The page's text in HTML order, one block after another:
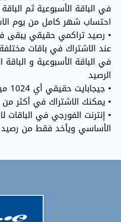
في الباقة الأسبوعية ثم
احتساب شهر كامل من يوم
• رصيد تراكمي حقيقي
عند الاشتراك في باقات
في الباقة الأسبوعية و
الرصيد
• جيجابايت حقيقي أي 1024 ميجا
• يمكنك الاشتراك في أكثر
• إنترنت الفورجي في الباقات
الأساسي ويأخد فقط من رصيد